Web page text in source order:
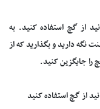
از گچ استفاده کنید. به
نگه دارید و بگذارید که از
جایگزین کنید.
از گچ استفاده کنید